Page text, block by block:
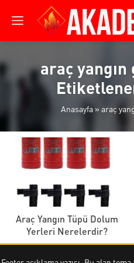
araç
Anasayfa» araç
Araç Yangın Tüpü Dolum
Yerleri Nerelerdir?